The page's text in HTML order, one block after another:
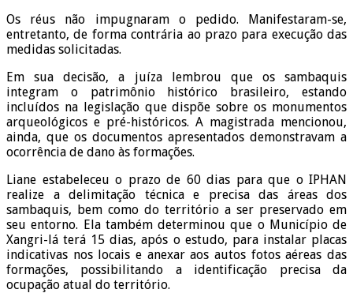
Os réus não impugnaram o pedido. Manifestaram-se,
entretanto, de forma contrária ao prazo para execução das
medidas solicitadas.
Em sua decisão, a juíza lembrou que os sambaquis
integram o patrimônio histórico brasileiro, estando
incluídos na legislação que dispõe sobre os monumentos
arqueológicos e pré-históricos. A magistrada mencionou,
ainda, que os documentos apresentados demonstravam a
ocorrência de dano às formações.
Liane estabeleceu o prazo de 60 dias para que o IPHAN
realize a delimitação técnica e precisa das áreas dos
sambaquis, bem como do território a ser preservado em
seu entorno. Ela também determinou que o Município de
Xangri-lá terá 15 dias, após o estudo, para instalar placas
indicativas nos locais e anexar aos autos fotos aéreas das
formações, possibilitando a identificação precisa da
ocupação atual do território.